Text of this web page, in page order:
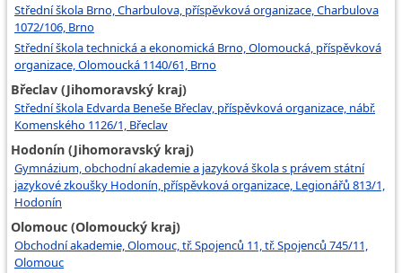
Střední škola Brno, Charbulova, příspěvková organizace, Charbulova
1072/106, Brno
Střední škola technická a ekonomická Brno, Olomoucká, příspěvková
organizace, Olomoucká 1140/61, Brno
Břeclav (Jihomoravský kraj)
Střední škola Edvarda Beneše Břeclav, příspěvková organizace, nábř.
Komenského 1126/1, Břeclav
Hodonín (Jihomoravský kraj)
Gymnázium, obchodní akademie a jazyková škola s právem státní
jazykové zkoušky Hodonín, příspěvková organizace, Legionářů 813/1,
Hodonín
Olomouc (Olomoucký kraj)
Obchodní akademie, Olomouc, tř. Spojenců 11, tř. Spojenců 745/11,
Olomouc